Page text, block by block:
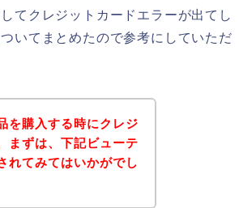
てクレジットカードエラーが出てし
いてまとめたので参考にしていただ
を購入する時にクレジ
まずは、下記ビューテ
れてみてはいかがでし